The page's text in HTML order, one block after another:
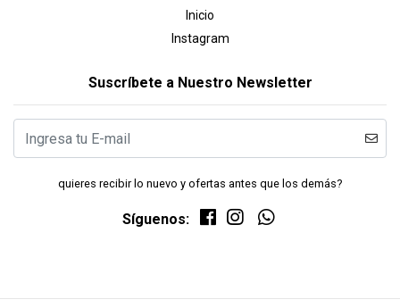
Inicio
Instagram
Suscríbete a Nuestro Newsletter
quieres recibir lo nuevo y ofertas antes que los demás?
Síguenos: